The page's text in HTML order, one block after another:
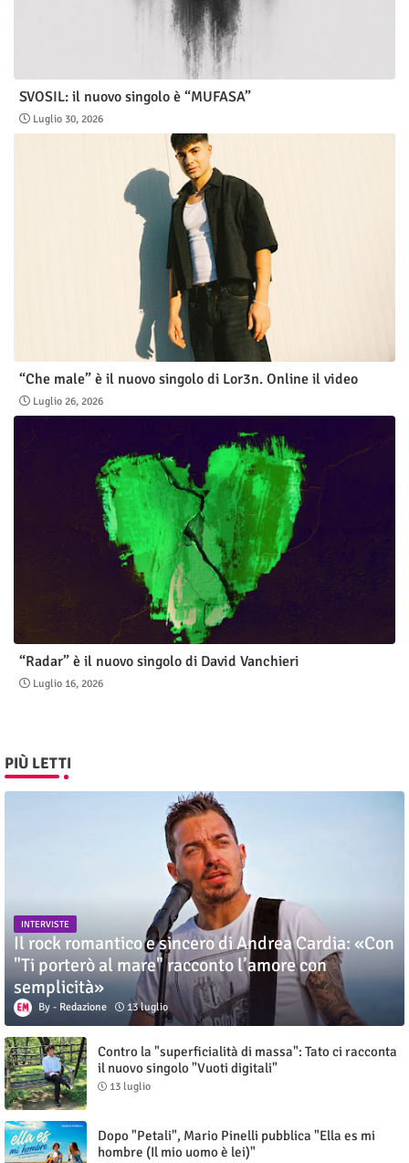
SVOSIL: il nuovo singolo è “MUFASA”
Luglio 30, 2026
“Che male” è il nuovo singolo di Lor3n. Online il video
Luglio 26, 2026
“Radar” è il nuovo singolo di David Vanchieri
Luglio 16, 2026
PIÙ LETTI
INTERVISTE
Il rock romantico e sincero di Andrea Cardia: «Con
"Ti porterò al mare" racconto l’amore con
semplicità»
Redazione 13 luglio
Contro la "superficialità di massa": Tato ci racconta
il nuovo singolo "Vuoti digitali"
13 luglio
Dopo "Petali", Mario Pinelli pubblica "Ella es mi
hombre (Il mio uomo è lei)"